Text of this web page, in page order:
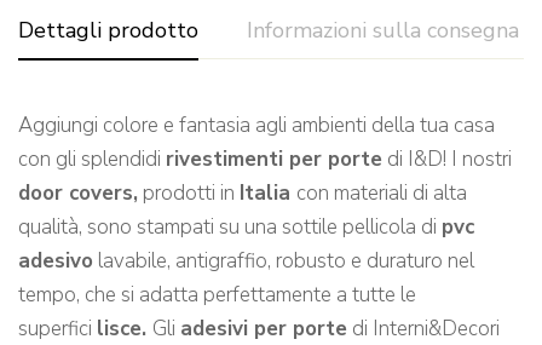
Dettagli prodotto Informazioni sulla consegna
Aggiungi colore e fantasia agli ambienti della tua casa
con gli splendidi rivestimenti per porte di I&D! I nostri
door covers, prodotti in Italia con materiali di alta
qualità, sono stampati su una sottile pellicola di pvc
adesivo lavabile, antigraffio, robusto e duraturo nel
tempo, che si adatta perfettamente a tutte le
superfici lisce. Gli adesivi per porte di Interni&Decori